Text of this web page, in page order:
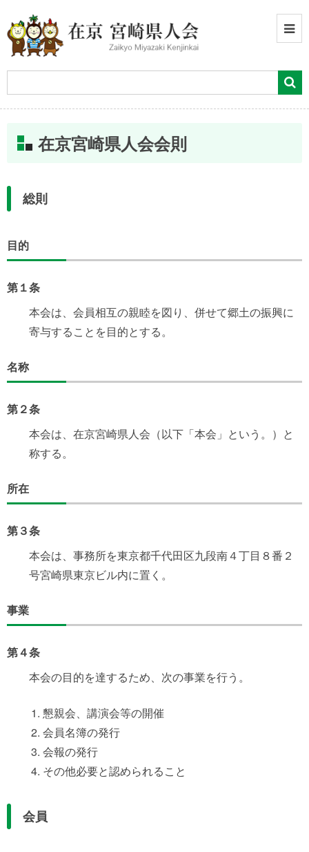
在京宮崎県人会会則
総則
目的
第１条
本会は、会員相互の親睦を図り、併せて郷土の振興に
寄与することを目的とする。
名称
第２条
本会は、在京宮崎県人会（以下「本会」という。）と
称する。
所在
第３条
本会は、事務所を東京都千代田区九段南４丁目８番２
号宮崎県東京ビル内に置く。
事業
第４条
本会の目的を達するため、次の事業を行う。
懇親会、講演会等の開催
会員名簿の発行
会報の発行
その他必要と認められること
会員